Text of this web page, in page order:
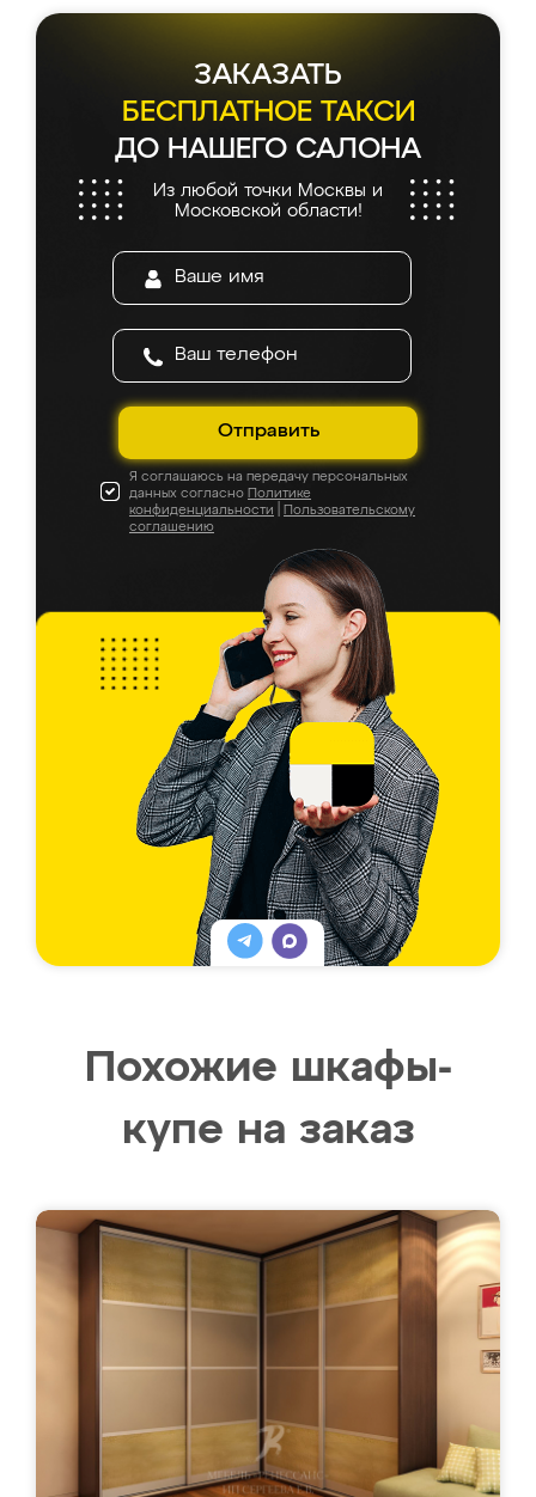
ЗАКАЗАТЬ
БЕСПЛАТНОЕ ТАКСИ
ДО НАШЕГО САЛОНА
Из любой точки Москвы и
Московской области!
Отправить
Я соглашаюсь на передачу персональных
данных согласно Политике
конфиденциальности
Пользовательскому
соглашению
Похожие шкафы-
купе на заказ